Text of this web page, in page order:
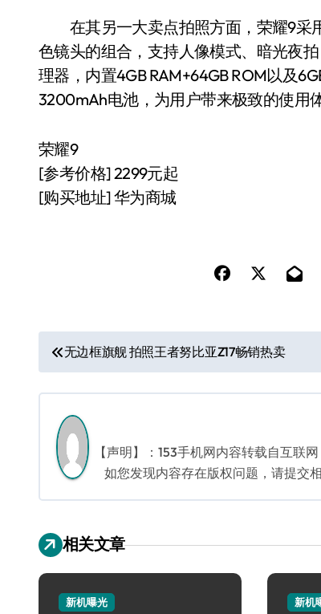
在其另一大卖点拍照方面，荣耀9采
色镜头的组合，支持人像模式、暗光夜
理器，内置4GB RAM+64GB ROM以及
3200mAh电池，为用户带来极致的使用体
荣耀9
[参考价格] 2299元起
[购买地址] 华为商城
文
章
导
航
无边框旗舰 拍照王者努比亚Z17畅销热卖
【声明】：153手机网内容转载自互联
如您发现内容存在版权问题，请提交
相关文章
新机曝光 新机